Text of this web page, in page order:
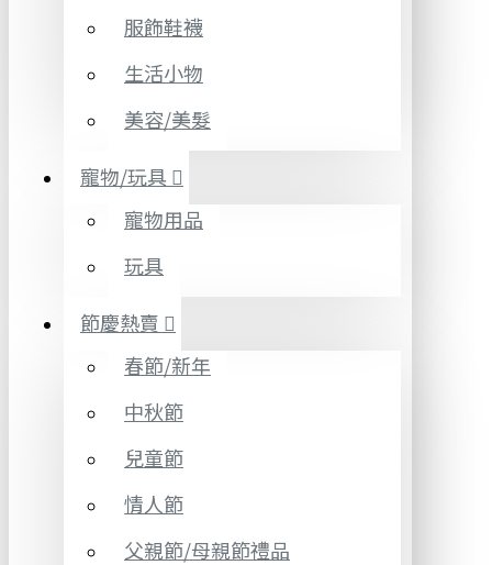
服飾鞋襪
生活小物
美容/美髮
寵物/玩具
寵物用品
玩具
節慶熱賣
春節/新年
中秋節
兒童節
情人節
父親節/母親節禮品